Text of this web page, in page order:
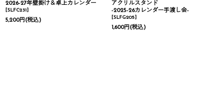
2026-27年壁掛け＆卓上カレンダー
[SLFC231]
5,200円(税込)
アクリルスタンド
-2025-26カレンダー手渡し会-
[SLFG205]
1,600円(税込)